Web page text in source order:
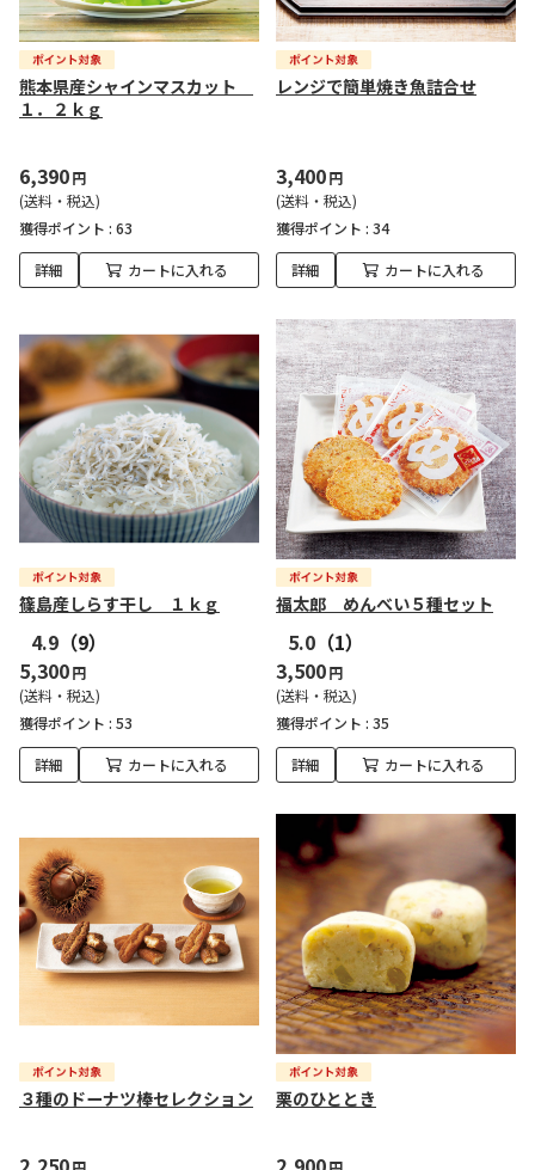
熊本県産シャインマスカット
１．２ｋｇ
6,390円
(送料・税込)
獲得ポイント : 63
詳細 カートに入れる
レンジで簡単焼き魚詰合せ
3,400円
(送料・税込)
獲得ポイント : 34
詳細 カートに入れる
篠島産しらす干し １ｋｇ
4.9 （9）
5,300円
(送料・税込)
獲得ポイント : 53
詳細 カートに入れる
福太郎 めんべい５種セット
5.0 （1）
3,500円
(送料・税込)
獲得ポイント : 35
詳細 カートに入れる
３種のドーナツ棒セレクション 栗のひととき